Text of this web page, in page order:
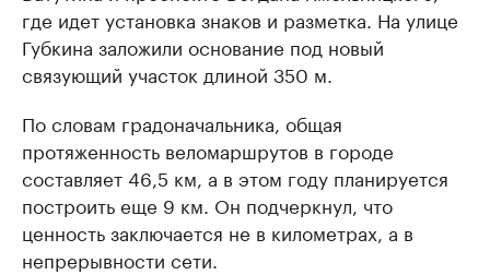
где идет установка знаков и разметка. На улице
Губкина заложили основание под новый
связующий участок длиной 350 м.
По словам градоначальника, общая
протяженность веломаршрутов в городе
составляет 46,5 км, а в этом году планируется
построить еще 9 км. Он подчеркнул, что
ценность заключается не в километрах, а в
непрерывности сети.